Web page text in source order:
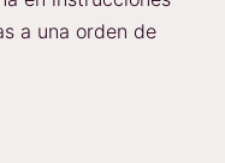
a una orden de